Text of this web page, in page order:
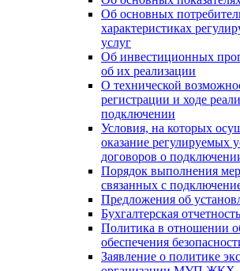
Об основных
характеристиках
услуг
Об инвестиционных
об их реализации
О технической
регистрации и ходе
подключении
Условия, на которых
оказание регулируемых
договоров о
Порядок выполнения
связанных с
Предложения об
Бухгалтерская отчетность
Политика в отношении
обеспечения
Заявление о политике